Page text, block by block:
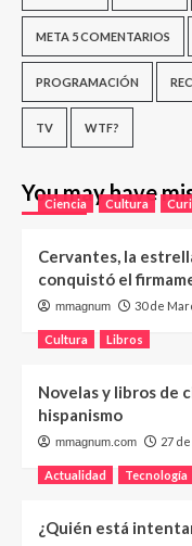
META 5 COMENTARIOS
PROGRAMACIÓN
TV WTF?
You may have
Ciencia Cultura
Cervantes, la
conquistó el
mmagnum 30 de
Cultura Libros
Novelas y libros de
hispanismo
mmagnum.com 27
Actualidad Tecnología
¿Quién está